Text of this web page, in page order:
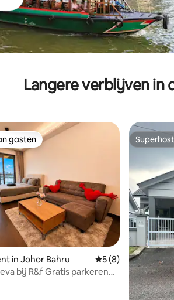
Langere verblijven in
4,98 op 5, 45 recensies
gasten
gasten
in Johor Bahru Gemiddelde
5 (8)
bij R&f Gratis parkeren
Superhost
Superhost